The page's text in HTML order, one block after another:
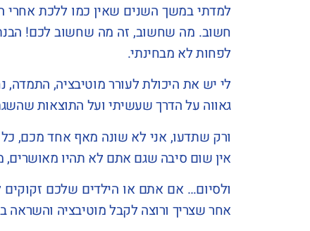
למדתי במשך השנים שאין כמו ללכת אחרי
חשוב. מה שחשוב, זה מה שחשוב לכם!
לפחות לא מבחינתי.
לי יש את היכולת לעורר מוטיבציה, התמדה,
גאווה על הדרך שעשיתי ועל התוצאות
ורק שתדעו, אני לא שונה מאף אחד מכם, כל
אין שום סיבה שגם אתם לא תהיו מאושרים,
ולסיום… אם אתם או הילדים שלכם זקוקים
אחר שצריך ורוצה לקבל מוטיבציה והשראה